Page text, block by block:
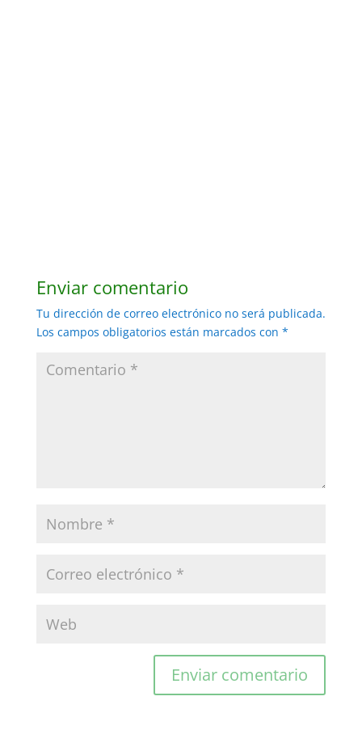
Enviar comentario
Tu dirección de correo electrónico no será publicada.
Los campos obligatorios están marcados con *